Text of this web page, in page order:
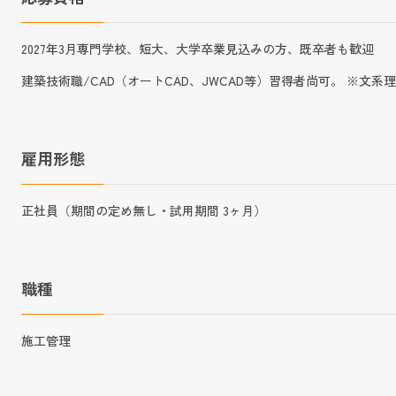
2027年3月専門学校、短大、大学卒業見込みの方、既卒者も歓迎
建築技術職/CAD（オートCAD、JWCAD等）習得者尚可。 ※文系
雇用形態
正社員（期間の定め無し・試用期間 3ヶ月）
職種
施工管理